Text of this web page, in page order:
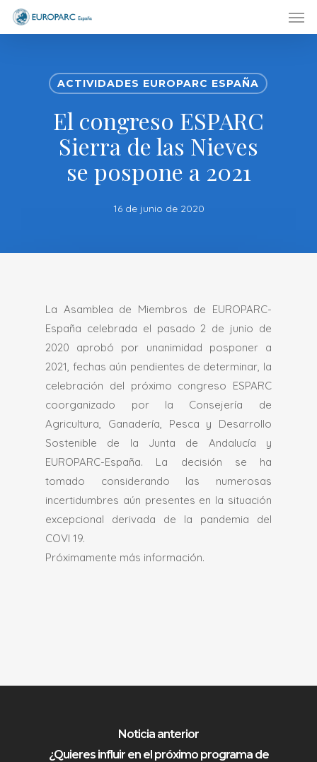
Skip
ACTIVIDADES EUROPARC ESPAÑA
El congreso ESPARC
Sierra de las Nieves
se pospone a 2021
16 de junio de 2020
La Asamblea de Miembros de EUROPARC-
España celebrada el pasado 2 de junio de
2020 aprobó por unanimidad posponer a
2021, fechas aún pendientes de determinar, la
celebración del próximo congreso ESPARC
coorganizado por la Consejería de
Agricultura, Ganadería, Pesca y Desarrollo
Sostenible de la Junta de Andalucía y
EUROPARC-España. La decisión se ha
tomado considerando las numerosas
incertidumbres aún presentes en la situación
excepcional derivada de la pandemia del
COVI 19.
Próximamente más información.
Noticia anterior
¿Quieres influir en el próximo programa de